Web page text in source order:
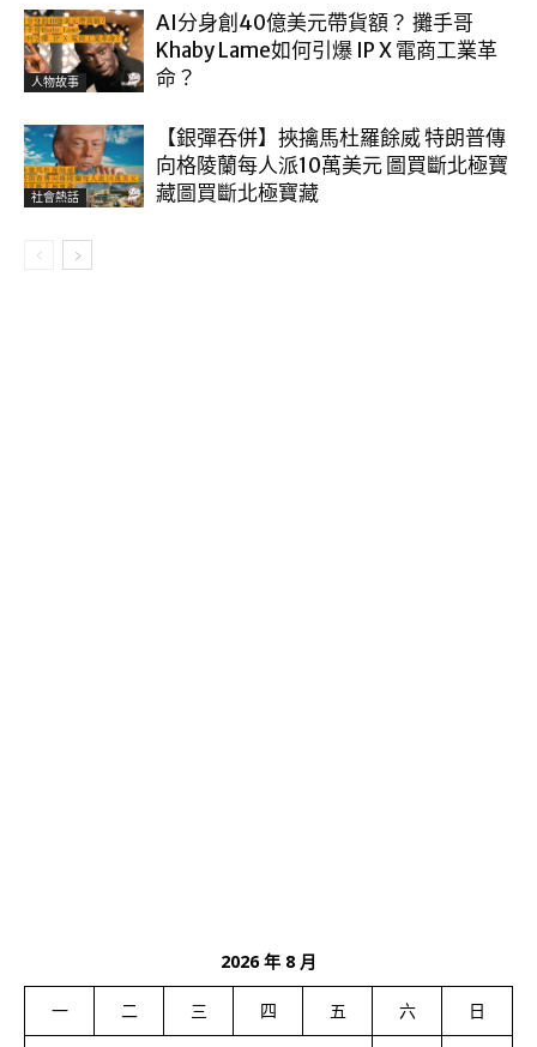
人物故事
AI分身創40億美元帶貨額？ 攤手哥
Khaby Lame如何引爆 IP X 電商工業革
命？
社會熱話
【銀彈吞併】挾擒馬杜羅餘威 特朗普傳
向格陵蘭每人派10萬美元 圖買斷北極寶
藏圖買斷北極寶藏
2026 年 8 月
一 二 三 四 五 六 日